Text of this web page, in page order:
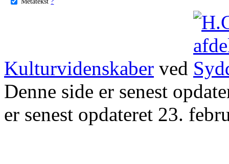
Kulturvidenskaber ved
Denne side er senest
er senest opdateret 23.